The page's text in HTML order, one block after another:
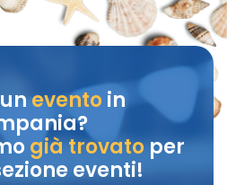
evento in
già trovatoper
eventi!